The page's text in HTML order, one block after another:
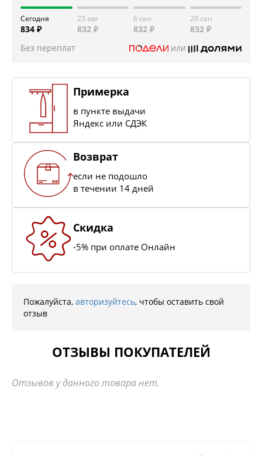
Сегодня
834 ₽
23 авг
832 ₽
6 сен
832 ₽
20 сен
832 ₽
Без переплат
или
Примерка
в пункте выдачи
Яндекс или СДЭК
Возврат
если не подошло
в течении 14 дней
Скидка
-5% при оплате Онлайн
Пожалуйста, авторизуйтесь, чтобы оставить свой
отзыв
ОТЗЫВЫ ПОКУПАТЕЛЕЙ
Отзывов у данного товара нет.